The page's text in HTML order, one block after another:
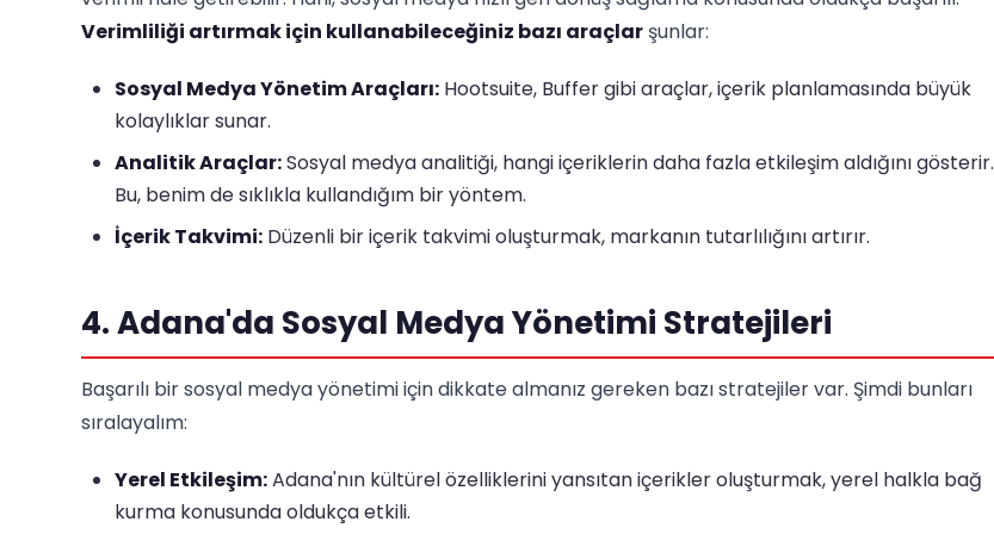
Verimliliği artırmak için kullanabileceğiniz bazı araçlar şunlar:
Sosyal Medya Yönetim Araçları: Hootsuite, Buffer gibi araçlar, içerik planlamasında büyük
kolaylıklar sunar.
Analitik Araçlar:Sosyal medya analitiği, hangi içeriklerin daha fazla etkileşim aldığını gösterir.
Bu, benim de sıklıkla kullandığım bir yöntem.
İçerik Takvimi: Düzenli bir içerik takvimi oluşturmak, markanın tutarlılığını artırır.
4. Adana'da Sosyal Medya Yönetimi Stratejileri
Başarılı bir sosyal medya yönetimi için dikkate almanız gereken bazı stratejiler var. Şimdi bunları
sıralayalım:
Yerel Etkileşim:Adana'nın kültürel özelliklerini yansıtan içerikler oluşturmak, yerel halkla bağ
kurma konusunda oldukça etkili.